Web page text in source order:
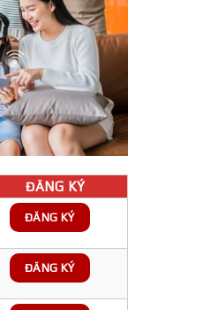
ĐĂNG KÝ
ĐĂNG KÝ
ĐĂNG KÝ